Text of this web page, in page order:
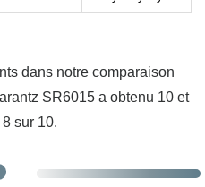
dans notre comparaison
SR6015 a obtenu 10 et
sur 10.